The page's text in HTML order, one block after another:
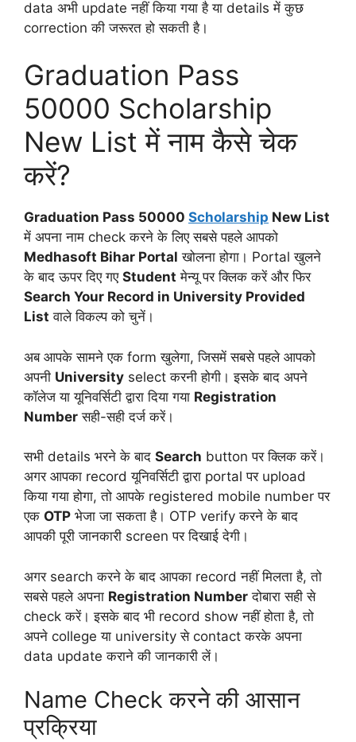
data अभी update नहीं किया गया है या details में कुछ
correction की जरूरत हो सकती है।
Graduation Pass
50000 Scholarship
New List में नाम कैसे चेक
करें?
Graduation Pass 50000 Scholarship New List
में अपना नाम check करने के लिए सबसे पहले आपको
Medhasoft Bihar Portal खोलना होगा। Portal खुलने
के बाद ऊपर दिए गए Student मेन्यू पर क्लिक करें और फिर
Search Your Record in University Provided
List वाले विकल्प को चुनें।
अब आपके सामने एक form खुलेगा, जिसमें सबसे पहले आपको
अपनी University select करनी होगी। इसके बाद अपने
कॉलेज या यूनिवर्सिटी द्वारा दिया गया Registration
Number सही-सही दर्ज करें।
सभी details भरने के बाद Search button पर क्लिक करें।
अगर आपका record यूनिवर्सिटी द्वारा portal पर upload
किया गया होगा, तो आपके registered mobile number पर
एक OTP भेजा जा सकता है। OTP verify करने के बाद
आपकी पूरी जानकारी screen पर दिखाई देगी।
अगर search करने के बाद आपका record नहीं मिलता है, तो
सबसे पहले अपना Registration Number दोबारा सही से
check करें। इसके बाद भी record show नहीं होता है, तो
अपने college या university से contact करके अपना
data update कराने की जानकारी लें।
Name Check करने की आसान
प्रक्रिया